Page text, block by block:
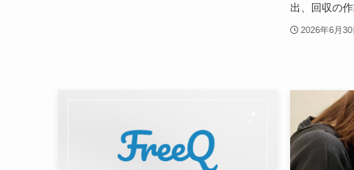
出、回収の
2026年6月30